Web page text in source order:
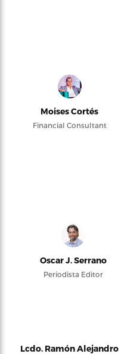
Moises Cortés
Financial Consultant
Oscar J. Serrano
Periodista Editor
Lcdo. Ramón Alejandro